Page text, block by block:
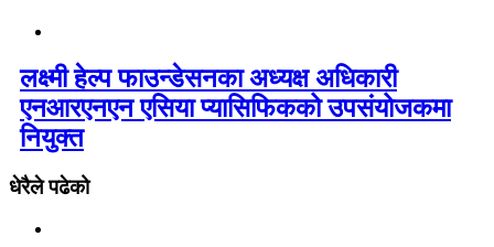
लक्ष्मी हेल्प फाउन्डेसनका अध्यक्ष अधिकारी
एनआरएनएन एसिया प्यासिफिकको उपसंयोजकमा
नियुक्त
धेरैले पढेको